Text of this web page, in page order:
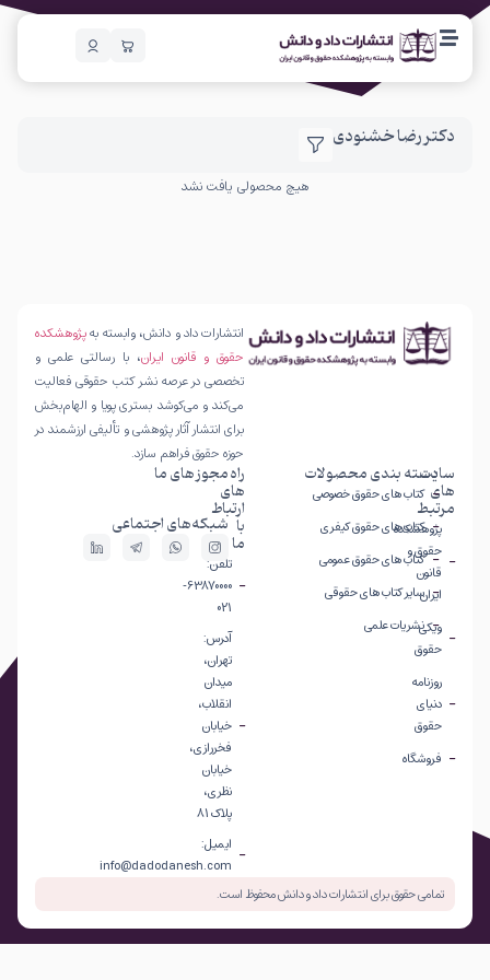
دکتر رضا خشنودی
هیچ محصولی یافت نشد
انتشارات داد و دانش، وابسته بهپژوهشکده
حقوق و قانون ایران، با رسالتی علمی و
تخصصی در عرصه نشر کتب حقوقی فعالیت
می‌کند و می‌کوشد بستری پویا و الهام‌بخش
برای انتشار آثار پژوهشی و تألیفی ارزشمند در
حوزه حقوق فراهم سازد.
سایت
های
مرتبط
پژوهشکده
حقوق و
قانون
ایران
ویکی
حقوق
روزنامه
دنیای
حقوق
فروشگاه
دسته بندی محصولات
کتاب های حقوق خصوصی
کتاب های حقوق کیفری
کتاب های حقوق عمومی
سایر کتاب های حقوقی
نشریات علمی
راه
های
ارتباط
با
ما
تلفن:
63870000-
021
آدرس:
تهران،
میدان
انقلاب،
خیابان
فخررازی،
خیابان
نظری،
پلاک 81
ایمیل:
info@dadodanesh.com
مجوز های ما
شبکه‌های اجتماعی
تمامی حقوق برای انتشارات داد و دانش محفوظ است.